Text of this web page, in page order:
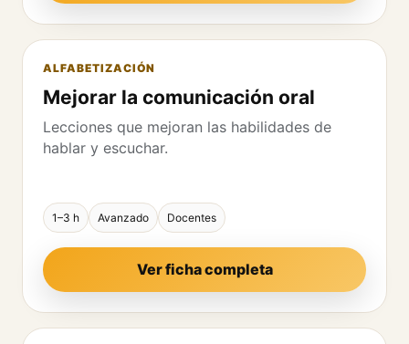
ALFABETIZACIÓN
Mejorar la comunicación oral
Lecciones que mejoran las habilidades de
hablar y escuchar.
1–3 h Avanzado Docentes
Ver ficha completa